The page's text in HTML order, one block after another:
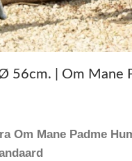
vergroten
56cm. | Om Mane
Om Mane Padme